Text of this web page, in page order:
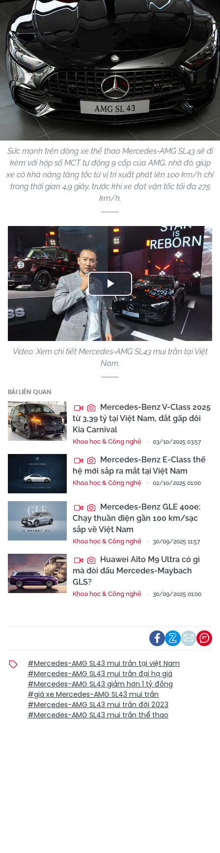
Sức mạnh trên dòng xe thể thao Mercedes-AMG SL43 sẽ đi
kèm với hộp số MCT tự động 9 cấp của AMG, nhờ đó, giúp
xe có khả năng tăng tốc từ vị trí xuất phát lên 100 km/h chỉ
trong thời gian 4,9 giây, trước khi xe đạt vận tốc tối đa 275
km/h.
Play
Video
Video: Xem chi tiết Mercedes-AMG SL43 mui trần tại Việt
Nam.
BÀI LIÊN QUAN
Mercedes-Benz V-Class 2025
từ 3,39 tỷ tại Việt Nam, đắt gấp đôi
Kia Carnival
Khoa học & Công nghệ 03/10/2025 03:57
Mercedes-Benz E-Class thế
hệ mới sắp ra mắt tại Việt Nam
Khoa học & Công nghệ 02/10/2025 01:00
Mercedes-Benz GLE 400e:
Chạy thuần điện gần 100 km/sạc
sắp về Việt Nam
Khoa học & Công nghệ 30/09/2025 11:57
Huawei Aito M9 Ultra có gì
mà đòi đấu Mercedes-Maybach
GLS?
Khoa học & Công nghệ 30/09/2025 01:00
#Mercedes-AMG SL43 mui trần tại việt Nam
#Mercedes-AMG SL43 mui trần đại hạ giá
#Mercedes-AMG SL43 giảm hơn 1 tỷ đồng
#giá xe Mercedes-AMG SL43 mui trần
#Mercedes-AMG SL43 mui trần đời 2023
#Mercedes-AMG SL43 mui trần thể thao